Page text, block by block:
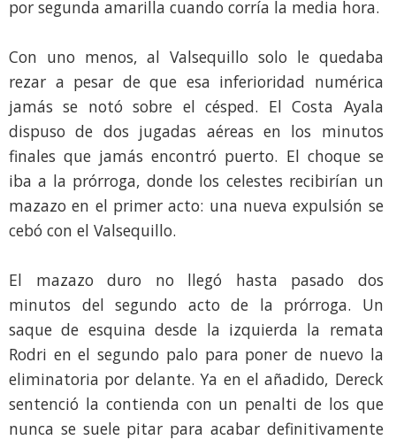
por segunda amarilla cuando corría la media hora.
Con uno menos, al Valsequillo solo le quedaba
rezar a pesar de que esa inferioridad numérica
jamás se notó sobre el césped. El Costa Ayala
dispuso de dos jugadas aéreas en los minutos
finales que jamás encontró puerto. El choque se
iba a la prórroga, donde los celestes recibirían un
mazazo en el primer acto: una nueva expulsión se
cebó con el Valsequillo.
El mazazo duro no llegó hasta pasado dos
minutos del segundo acto de la prórroga. Un
saque de esquina desde la izquierda la remata
Rodri en el segundo palo para poner de nuevo la
eliminatoria por delante. Ya en el añadido, Dereck
sentenció la contienda con un penalti de los que
nunca se suele pitar para acabar definitivamente